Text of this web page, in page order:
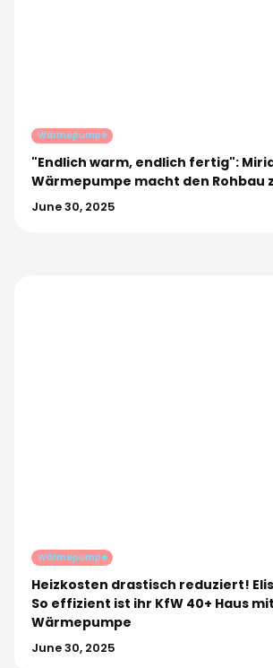
Wärmepumpe
"Endlich warm, endlich fertig":
Wärmepumpe macht den Rohbau
June 30, 2025
Wärmepumpe
Heizkosten drastisch reduziert!
So effizient ist ihr KfW 40+ Haus mit
Wärmepumpe
June 30, 2025